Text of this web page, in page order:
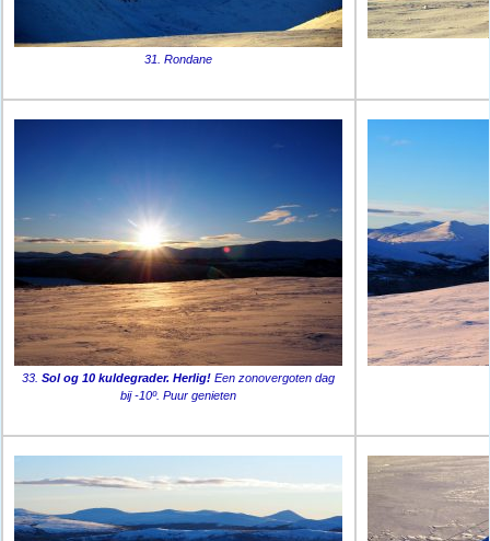
31. Rondane
33.Sol og 10 kuldegrader. Herlig! Een zonovergoten dag
bij -10º. Puur genieten